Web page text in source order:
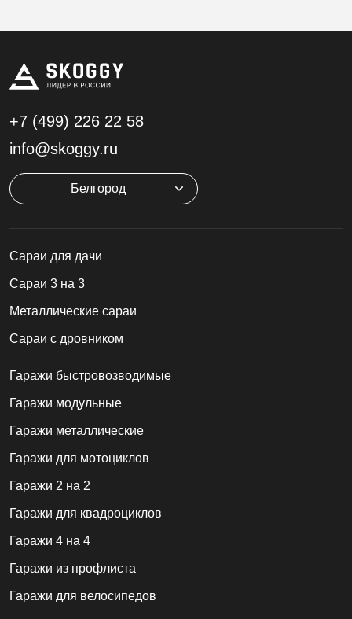
+7 (499) 226 22 58
info@skoggy.ru
Белгород
Cараи для дачи
Сараи 3 на 3
Металлические сараи
Сараи с дровником
Гаражи быстровозводимые
Гаражи модульные
Гаражи металлические
Гаражи для мотоциклов
Гаражи 2 на 2
Гаражи для квадроциклов
Гаражи 4 на 4
Гаражи из профлиста
Гаражи для велосипедов